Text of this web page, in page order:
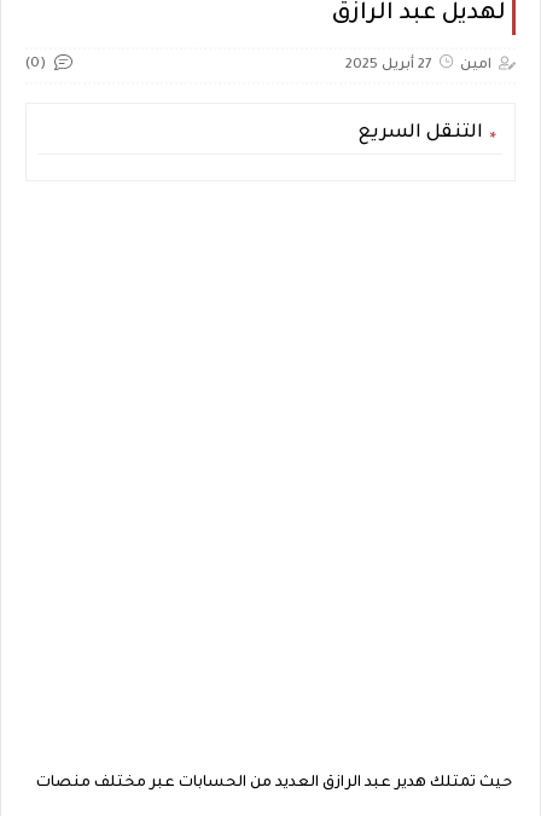
لهديل عبد الرازق
امين 27 أبريل 2025 (0)
التنقل السريع
حيث تمتلك هدير عبد الرازق العديد من الحسابات عبر مختلف منصات